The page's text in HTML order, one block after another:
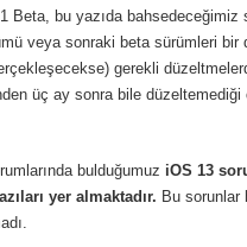
Beta, bu yazıda bahsedeceğimiz
veya sonraki beta sürümleri
gerekli
üç ay sonra bile düzeltemediği
bulduğumuz iOS 13
yer almaktadır. Bu sorunlar